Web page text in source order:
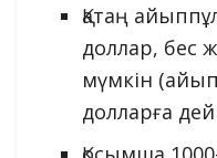
Қатаң
доллар, бес
мүмкін
долларға